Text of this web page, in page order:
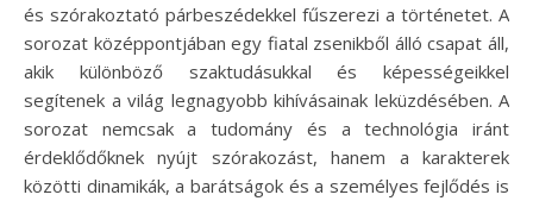
és szórakoztató párbeszédekkel fűszerezi a történetet. A
sorozat középpontjában egy fiatal zsenikből álló csapat áll,
akik különböző szaktudásukkal és képességeikkel
segítenek a világ legnagyobb kihívásainak leküzdésében. A
sorozat nemcsak a tudomány és a technológia iránt
érdeklődőknek nyújt szórakozást, hanem a karakterek
közötti dinamikák, a barátságok és a személyes fejlődés is